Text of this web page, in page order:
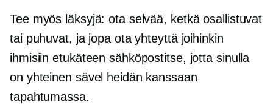
Tee myös läksyjä: ota selvää, ketkä osallistuvat
tai puhuvat, ja jopa ota yhteyttä joihinkin
ihmisiin etukäteen sähköpostitse, jotta sinulla
on yhteinen sävel heidän kanssaan
tapahtumassa.